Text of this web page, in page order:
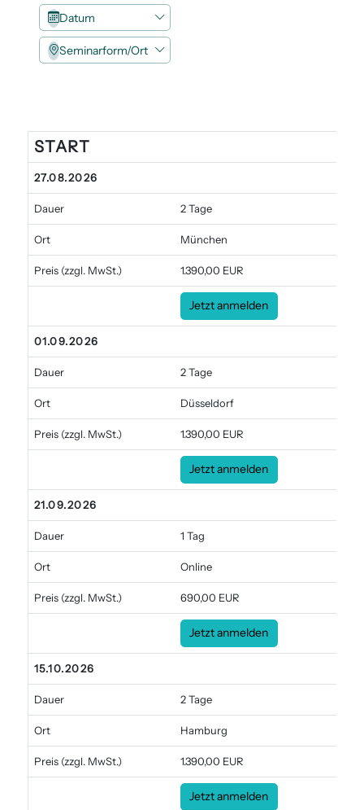
Datum
Seminarform/Ort
Angebote
START
27.08.2026
Dauer 2 Tage
Ort München
Preis (zzgl. MwSt.) 1.390,00 EUR
Jetzt anmelden
01.09.2026
Dauer 2 Tage
Ort Düsseldorf
Preis (zzgl. MwSt.) 1.390,00 EUR
Jetzt anmelden
21.09.2026
Dauer 1 Tag
Ort Online
Preis (zzgl. MwSt.) 690,00 EUR
Jetzt anmelden
15.10.2026
Dauer 2 Tage
Ort Hamburg
Preis (zzgl. MwSt.) 1.390,00 EUR
Jetzt anmelden